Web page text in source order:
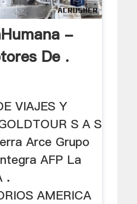
-
De .
VIAJES Y
S A S
Arce Grupo
AFP La
.
AMERICA